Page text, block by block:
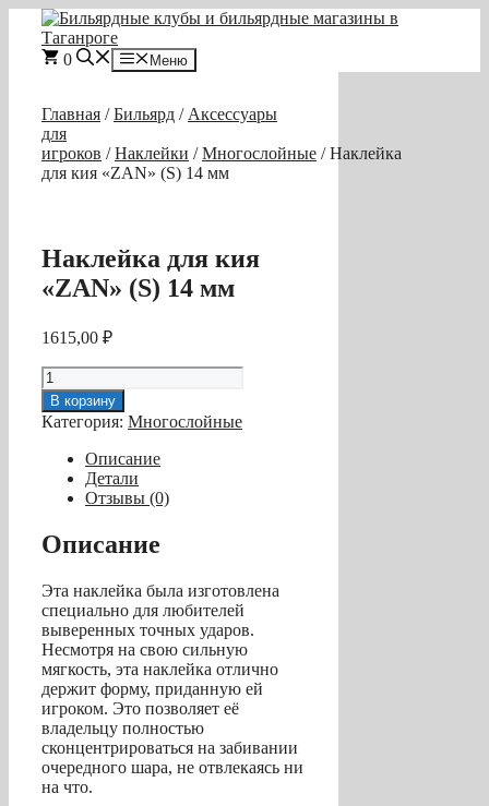
Перейти
содержимому
0 Меню
Главная /Бильярд / Аксессуары
для
игроков /Наклейки /Многослойные / Наклейка
для кия «ZAN» (S) 14 мм
Наклейка для кия
«ZAN» (S) 14 мм
1615,00 ₽
Количество
товара
Наклейка
для
«ZAN»
мм
В корзину
Категория: Многослойные
Описание
Детали
Отзывы (0)
Описание
Эта наклейка была изготовлена
специально для любителей
выверенных точных ударов.
Несмотря на свою сильную
мягкость, эта наклейка отлично
держит форму, приданную ей
игроком. Это позволяет её
владельцу полностью
сконцентрироваться на забивании
очередного шара, не отвлекаясь ни
на что.